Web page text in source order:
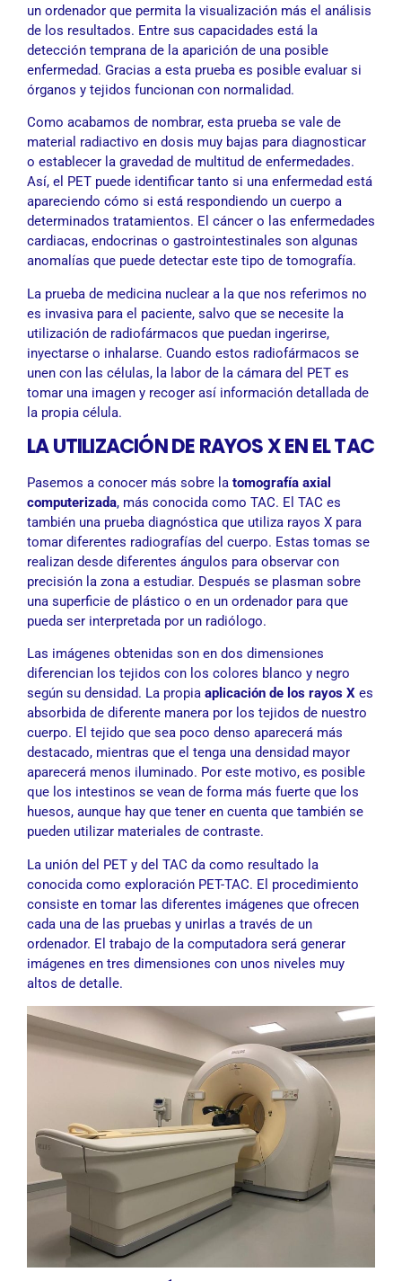
un ordenador que permita la visualización más el análisis
de los resultados. Entre sus capacidades está la
detección temprana de la aparición de una posible
enfermedad. Gracias a esta prueba es posible evaluar si
órganos y tejidos funcionan con normalidad.
Como acabamos de nombrar, esta prueba se vale de
material radiactivo en dosis muy bajas para diagnosticar
o establecer la gravedad de multitud de enfermedades.
Así, el PET puede identificar tanto si una enfermedad está
apareciendo cómo si está respondiendo un cuerpo a
determinados tratamientos. El cáncer o las enfermedades
cardiacas, endocrinas o gastrointestinales son algunas
anomalías que puede detectar este tipo de tomografía.
La prueba de medicina nuclear a la que nos referimos no
es invasiva para el paciente, salvo que se necesite la
utilización de radiofármacos que puedan ingerirse,
inyectarse o inhalarse. Cuando estos radiofármacos se
unen con las células, la labor de la cámara del PET es
tomar una imagen y recoger así información detallada de
la propia célula.
LA UTILIZACIÓN DE RAYOS X EN EL TAC
Pasemos a conocer más sobre la tomografía axial
computerizada, más conocida como TAC. El TAC es
también una prueba diagnóstica que utiliza rayos X para
tomar diferentes radiografías del cuerpo. Estas tomas se
realizan desde diferentes ángulos para observar con
precisión la zona a estudiar. Después se plasman sobre
una superficie de plástico o en un ordenador para que
pueda ser interpretada por un radiólogo.
Las imágenes obtenidas son en dos dimensiones
diferencian los tejidos con los colores blanco y negro
según su densidad. La propia aplicación de los rayos X es
absorbida de diferente manera por los tejidos de nuestro
cuerpo. El tejido que sea poco denso aparecerá más
destacado, mientras que el tenga una densidad mayor
aparecerá menos iluminado. Por este motivo, es posible
que los intestinos se vean de forma más fuerte que los
huesos, aunque hay que tener en cuenta que también se
pueden utilizar materiales de contraste.
La unión del PET y del TAC da como resultado la
conocida como exploración PET-TAC. El procedimiento
consiste en tomar las diferentes imágenes que ofrecen
cada una de las pruebas y unirlas a través de un
ordenador. El trabajo de la computadora será generar
imágenes en tres dimensiones con unos niveles muy
altos de detalle.